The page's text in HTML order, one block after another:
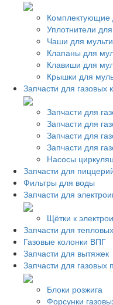
Комплектующие
Уплотнители
Чаши для
Клапаны для
Клавиши для
Крышки для
Запчасти для газовых
Запчасти для
Запчасти для
Запчасти для
Запчасти для
Насосы
Запчасти для
Фильтры для воды
Запчасти для
Щётки к
Запчасти для
Газовые колонки ВПГ
Запчасти для вытяжек
Запчасти для газовых
Блоки розжига
Форсунки